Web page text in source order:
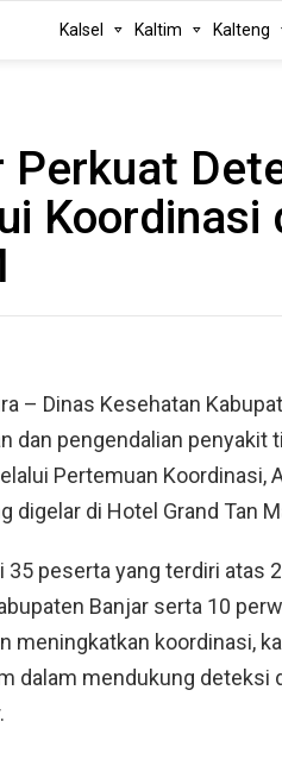
Kalsel Kaltim Kalteng
Perkuat
Koordinasi
– Dinas Kesehatan
dan pengendalian penyakit
Pertemuan Koordinasi,
digelar di Hotel Grand Tan
35 peserta yang terdiri atas
Banjar serta 10
meningkatkan koordinasi,
dalam mendukung deteksi